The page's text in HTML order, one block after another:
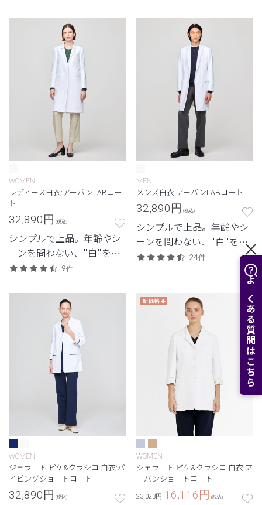
よくある質問はこちら
WOMEN
レディース白衣:アーバンLABコー
ト
32,890円 (税込)
シンプルで上品。年齢やシ
ーンを問わない、"白"を追
求したクラシコの定番モデ
9件
MEN
メンズ白衣:アーバンLABコート
32,890円 (税込)
シンプルで上品。年齢やシ
ーンを問わない、"白"を追
求したクラシコの定番モデ
24件
WOMEN
ジェラート ピケ&クラシコ 白衣:パ
イピングショートコート
32,890円 (税込)
WOMEN
ジェラート ピケ&クラシコ 白衣:ア
ーバンショートコート
23,023円 16,116円 (税込)